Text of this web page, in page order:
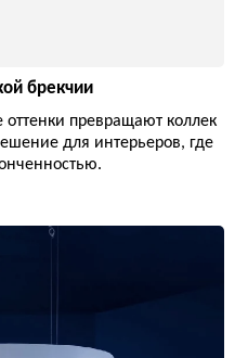
брекчии
превращают коллек
для интерьеров, где